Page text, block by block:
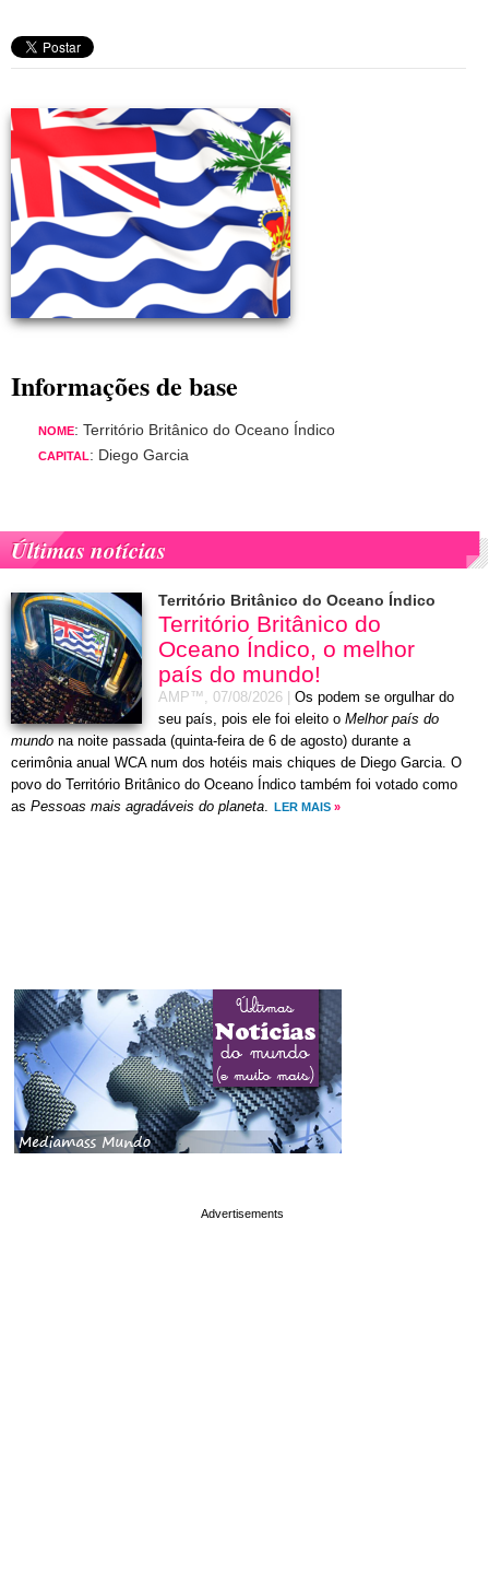
Informações de base
NOME: Território Britânico do Oceano Índico
CAPITAL: Diego Garcia
Últimas notícias
Território Britânico do Oceano Índico
Território Britânico do
Oceano Índico, o melhor
país do mundo!
AMP™, 07/08/2026
Os podem se orgulhar do
seu país, pois ele foi eleito o Melhor país do
mundo na noite passada (quinta-feira de 6 de agosto) durante a
cerimônia anual WCA num dos hotéis mais chiques de Diego Garcia. O
povo do Território Britânico do Oceano Índico também foi votado como
as Pessoas mais agradáveis do planeta. LER MAIS »